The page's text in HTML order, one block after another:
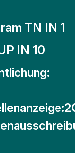
TN IN 1
IN 10